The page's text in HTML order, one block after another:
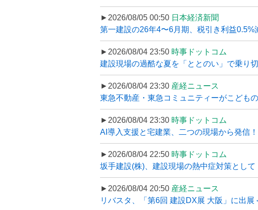
►2026/08/05 00:50 日本経済新聞
第一建設の26年4〜6月期、税引き利益0.5%
►2026/08/04 23:50 時事ドットコム
建設現場の過酷な夏を「ととのい」で乗り
►2026/08/04 23:30 産経ニュース
東急不動産・東急コミュニティーがこども
►2026/08/04 23:30 時事ドットコム
AI導入支援と宅建業、二つの現場から発信
►2026/08/04 22:50 時事ドットコム
坂手建設(株)、建設現場の熱中症対策として
►2026/08/04 20:50 産経ニュース
リバスタ、「第6回 建設DX展 大阪」に出展